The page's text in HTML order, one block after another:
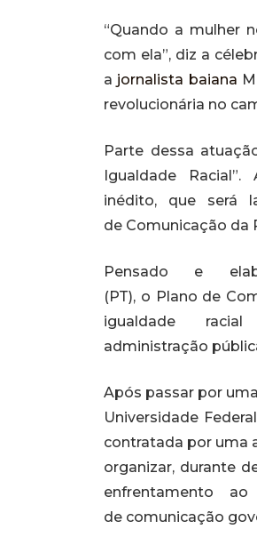
“Quando a mulher
com ela”, diz a
a jornalista baiana
revolucionária no
Parte dessa
Igualdade
inédito, que será
de Comunicação da
Pensado e
(PT), o Plano de
igualdade
administração
Após passar por
Universidade
contratada por uma
organizar, durante
enfrentamento
de comunicação